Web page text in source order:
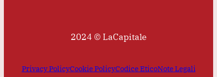
2024 © LaCapitale
Privacy PolicyCookie PolicyCodice EticoNote Legali